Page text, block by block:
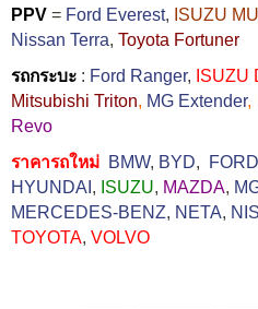
PPV = Ford Everest, ISUZU
Nissan Terra, Toyota Fortuner
รถกระบะ : Ford Ranger, ISUZU
Mitsubishi Triton, MG Extender,
Revo
ราคารถใหม่ BMW, BYD, FORD
HYUNDAI , ISUZU, MAZDA,
MERCEDES-BENZ, NETA,
TOYOTA, VOLVO